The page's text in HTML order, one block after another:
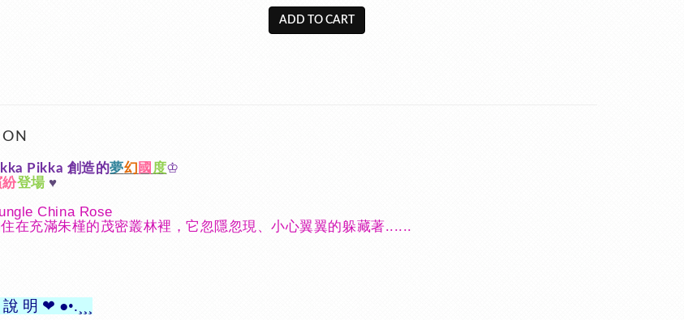
ADD TO CART
Pikka 創造的夢幻 國 度♔
紛登場 ♥
China Rose
在充滿朱槿的茂密叢林裡，它忽隱忽現、小心翼翼的躲藏著......
明 ❤ ●•.¸¸¸